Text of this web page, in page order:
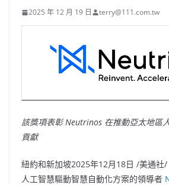
2025 年 12 月 19 日 terry@111.com.tw
該獎項表彰 Neutrinos 在推動亞太地區
貢獻
紐約和新加坡2025年12月18日 /美通社
人工智慧驅動智慧自動化方案的領導者